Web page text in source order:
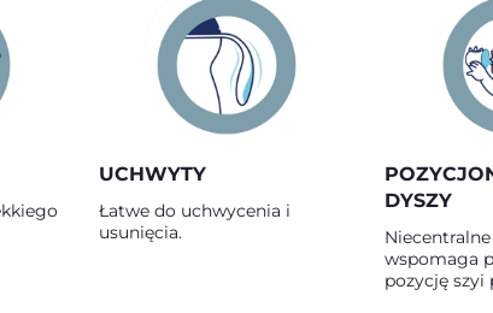
UCHWYTY
Łatwe do uchwycenia i
usunięcia.
DYSZY
wspomaga
pozycję szyi